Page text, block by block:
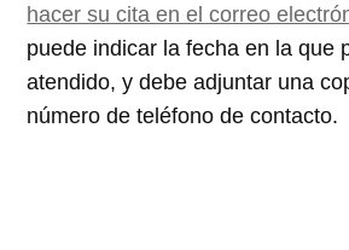
hacer su cita en el correo
puede indicar la fecha en la que
atendido, y debe adjuntar una
número de teléfono de contacto.